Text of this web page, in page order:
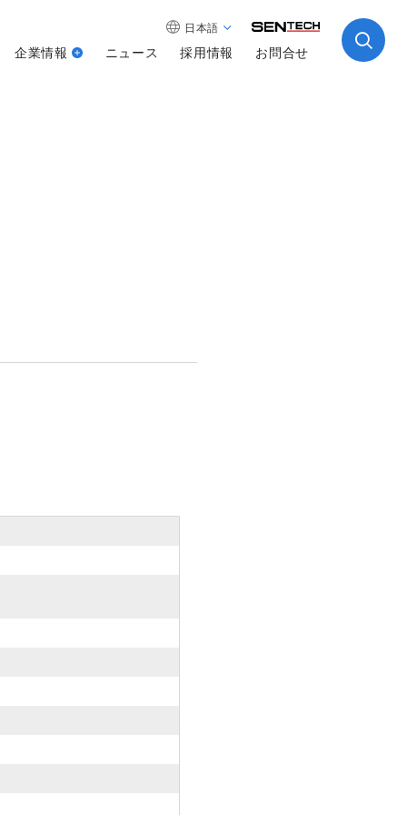
日本語
企業情報 ニュース 採用情報 お問合せ